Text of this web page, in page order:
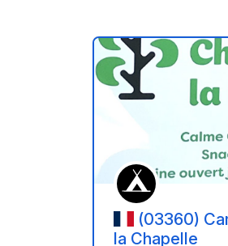
(03360)
la Chapelle